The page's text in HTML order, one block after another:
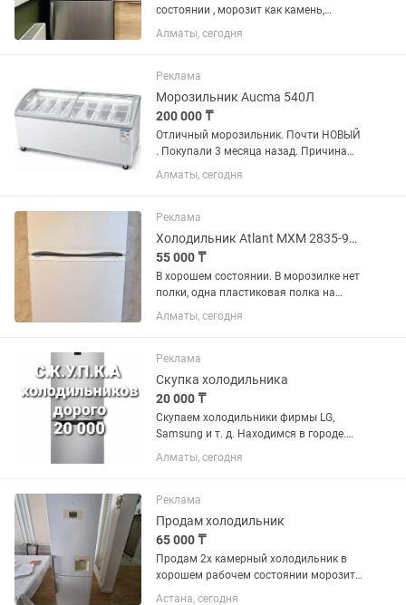
состоянии , морозит как камень,
продукты не портятся, вместительный.
Только самовывоз
Алматы, сегодня
Реклама
Морозильник Aucma 540Л
200 000 ₸
Отличный морозильник. Почти НОВЫЙ
. Покупали 3 месяца назад. Причина
продажи закрытия магазина. Восток
85см ширина 150 см глубина 70 см
Алматы, сегодня
Реклама
Холодильник Atlant МХМ 2835-90 белый
55 000 ₸
В хорошем состоянии. В морозилке нет
полки, одна пластиковая полка на
дверце сломана. В эксплуатации 2
года. Технические
х 60 х 64.5 см.Общий объем: 280
литров...
Алматы, сегодня
Реклама
Скупка холодильника
20 000 ₸
Скупаем холодильники фирмы LG,
Samsung и т. д. Находимся в городе.
Сами приедем и сами заберем.
Алматы, сегодня
Реклама
Продам холодильник
65 000 ₸
Продам 2х камерный холодильник в
хорошем рабочем состоянии морозит
и холодит марка LG No Frost высота
Астана, сегодня